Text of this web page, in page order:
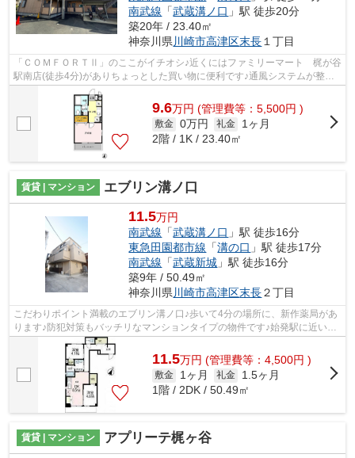
南武線 「武蔵溝ノ口 」駅 徒歩20分
築20年 / 23.40㎡
神奈川県 川崎市高津区末長 １丁目
「ＣＯＭＦＯＲＴⅡ」のここがイチオシ♪近くにはファミリーマート 梶が谷
駅南店(徒歩4分)がありちょっとした買い物に便利です♪通風システムが整っ
た換気がしやすいアパートです♪2駅利...
9.6万円 (管理費等：5,500円 )
敷金 0万円 礼金
1ヶ月
2階 / 1K / 23.40㎡
賃貸 | マンション エブリン溝ノ口
11.5万円
南武線 「武蔵溝ノ口 」駅 徒歩16分
東急田園都市線 「溝の口 」駅 徒歩17分
南武線 「武蔵新城 」駅 徒歩16分
築9年 / 50.49㎡
神奈川県 川崎市高津区末長２丁目
こだわりポイント満載のエブリン溝ノ口♪歩いて4分の場所に、新作薬局があ
ります♪防犯対策もバッチリなマンションタイプの物件です♪始発駅に近いの
で、朝のラッシュ時にも電車に座りや...
11.5万円 (管理費等：4,500円 )
敷金 1ヶ月 礼金
1.5ヶ月
1階 / 2DK / 50.49㎡
賃貸 | マンション アプリーテ梶ヶ谷